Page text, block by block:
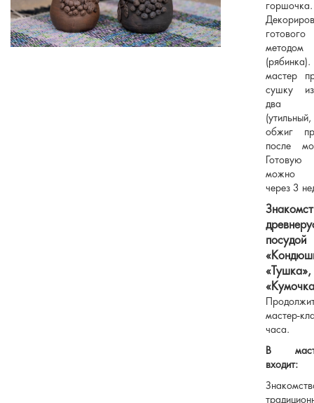
горшочка.
методом
мастер
сушку
два
обжиг
после
можно
через 3
посудой
«Тушка»,
мастер-
часа.
В
входит: